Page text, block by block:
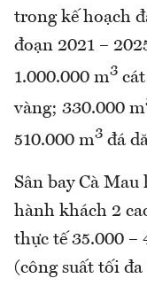
trong kế hoạch
đoạn 2021 –
1.000.000 m3
vàng; 330.000 m
510.000 m3 đá
Sân bay Cà Mau
hành khách 2
thực tế 35.000 –
(công suất tối